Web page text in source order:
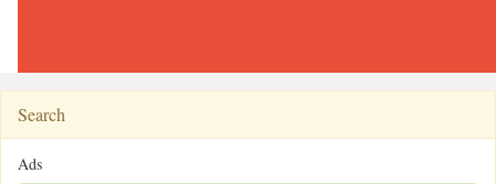
Search
Ads